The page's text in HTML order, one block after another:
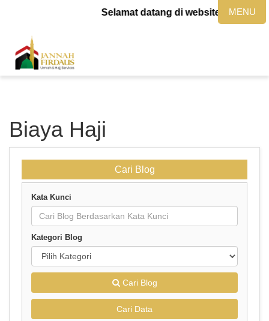
Selamat datang di website
Biaya Haji
Cari Blog
Kata Kunci
Kategori Blog
Cari Blog
Cari Data
MENU